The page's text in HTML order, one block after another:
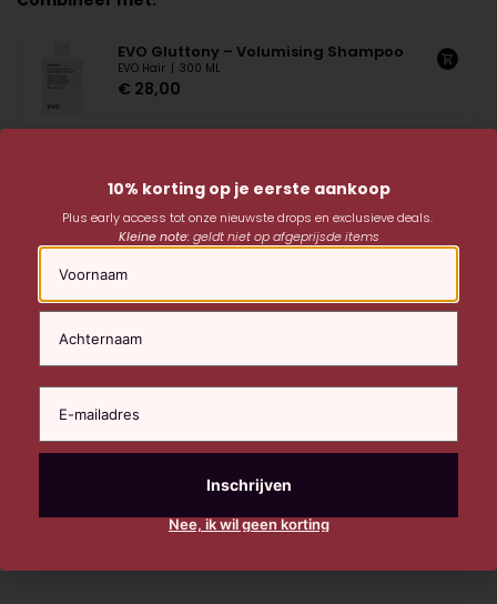
EVO Gluttony – Volumising Shampoo
EVO Hair | 300 ML
€ 28,00
10% korting op je eerste aankoop
Plus early access tot onze nieuwste drops en exclusieve deals.
Kleine note:geldt niet op afgeprijsde items
Naam
Nee, ik wil geen korting